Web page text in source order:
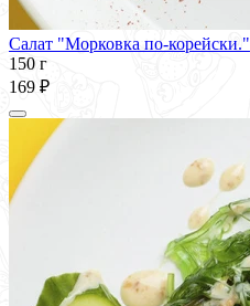
Салат "Морковка по-корейски."
150 г
169 ₽